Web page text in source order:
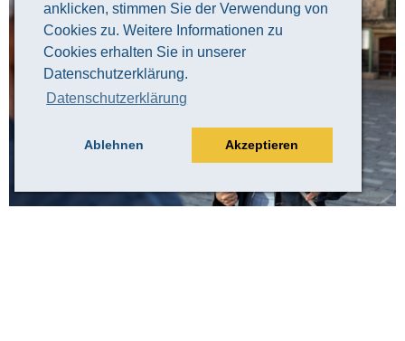
anklicken, stimmen Sie der Verwendung von
Cookies zu. Weitere Informationen zu
Cookies erhalten Sie in unserer
Datenschutzerklärung.
Datenschutzerklärung
Ablehnen Akzeptieren